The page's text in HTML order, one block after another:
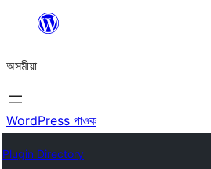
বিষয়বস্তুলৈ
যাওক
অসমীয়া
WordPress পাওক
Plugin Directory